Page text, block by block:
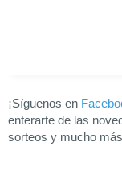
¡Síguenos en
enterarte de las
sorteos y mucho